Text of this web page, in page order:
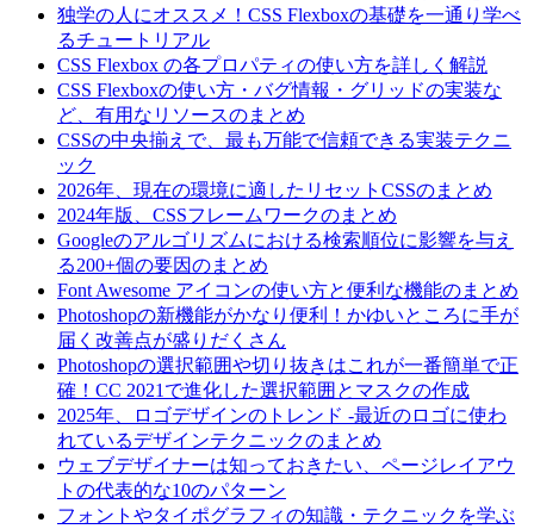
独学の人にオススメ！CSS Flexboxの基礎を一通り学べ
るチュートリアル
CSS Flexbox の各プロパティの使い方を詳しく解説
CSS Flexboxの使い方・バグ情報・グリッドの実装な
ど、有用なリソースのまとめ
CSSの中央揃えで、最も万能で信頼できる実装テクニ
ック
2026年、現在の環境に適したリセットCSSのまとめ
2024年版、CSSフレームワークのまとめ
Googleのアルゴリズムにおける検索順位に影響を与え
る200+個の要因のまとめ
Font Awesome アイコンの使い方と便利な機能のまとめ
Photoshopの新機能がかなり便利！かゆいところに手が
届く改善点が盛りだくさん
Photoshopの選択範囲や切り抜きはこれが一番簡単で正
確！CC 2021で進化した選択範囲とマスクの作成
2025年、ロゴデザインのトレンド -最近のロゴに使わ
れているデザインテクニックのまとめ
ウェブデザイナーは知っておきたい、ページレイアウ
トの代表的な10のパターン
フォントやタイポグラフィの知識・テクニックを学ぶ